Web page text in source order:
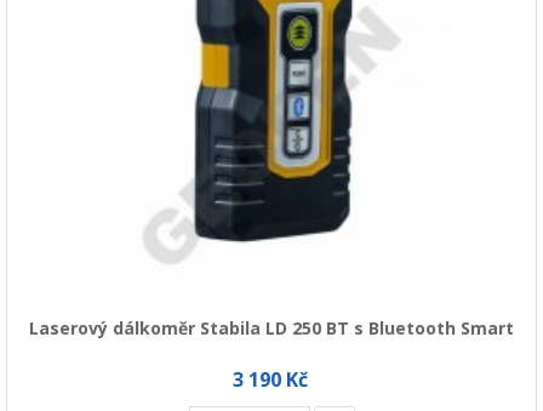
Laserový dálkoměr Stabila LD 250 BT s Bluetooth Smart
3 190 Kč